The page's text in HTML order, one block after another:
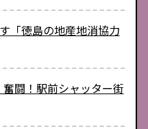
「徳島の地産地消協力
奮闘！駅前シャッター街